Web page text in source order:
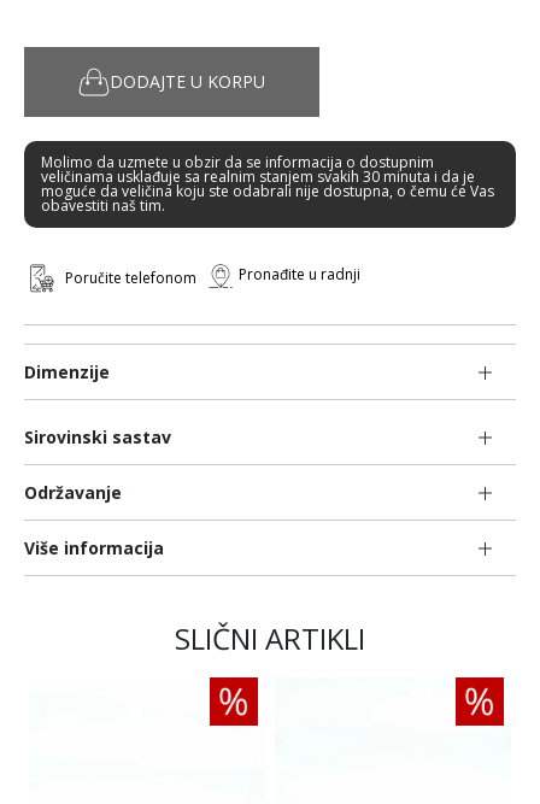
Dimenzije
Sirovinski sastav
Održavanje
Više informacija
DODAJTE U KORPU
Molimo da uzmete u obzir da se informacija o dostupnim
veličinama usklađuje sa realnim stanjem svakih 30 minuta i da je
moguće da veličina koju ste odabrali nije dostupna, o čemu će Vas
obavestiti naš tim.
Poručite telefonom Pronađite u radnji
SLIČNI ARTIKLI